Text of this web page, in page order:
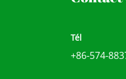
Tél
+86-574-